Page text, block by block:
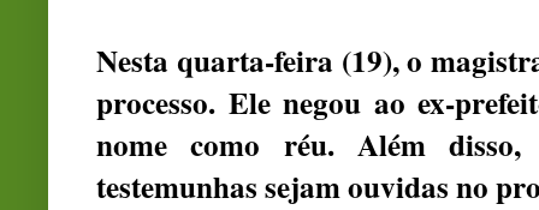
Nesta quarta-feira (19), o
processo. Ele negou ao ex-
nome como réu. Além
testemunhas sejam ouvidas no